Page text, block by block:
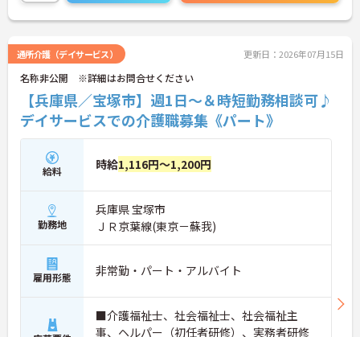
通所介護（デイサービス） 更新日：2026年07月15日
名称非公開 ※詳細はお問合せください
【兵庫県／宝塚市】週1日～＆時短勤務相談可♪
デイサービスでの介護職募集《パート》
給料 時給1,116円～1,200円
勤務地
兵庫県 宝塚市
ＪＲ京葉線(東京－蘇我)
雇用形態 非常勤・パート・アルバイト
■介護福祉士、社会福祉士、社会福祉主
事、ヘルパー（初任者研修）、実務者研修